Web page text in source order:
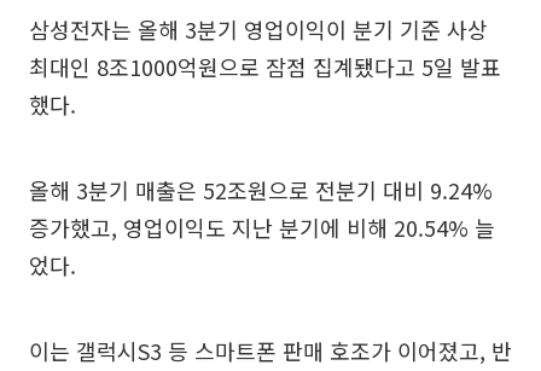
삼성전자는 올해 3분기 영업이익이 분기 기준 사상
최대인 8조1000억원으로 잠점 집계됐다고 5일 발표
했다.
올해 3분기 매출은 52조원으로 전분기 대비 9.24%
증가했고, 영업이익도 지난 분기에 비해 20.54% 늘
었다.
이는 갤럭시S3 등 스마트폰 판매 호조가 이어졌고, 반